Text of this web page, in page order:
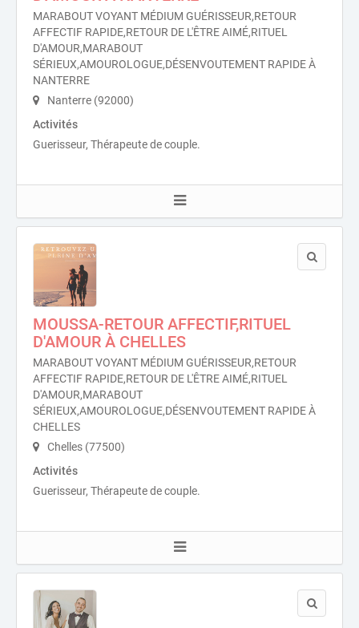
MARABOUT VOYANT MÉDIUM GUÉRISSEUR,RETOUR
AFFECTIF RAPIDE,RETOUR DE L'ÊTRE AIMÉ,RITUEL
D'AMOUR,MARABOUT
SÉRIEUX,AMOUROLOGUE,DÉSENVOUTEMENT RAPIDE À
NANTERRE
Nanterre (92000)
Activités
Guerisseur, Thérapeute de couple.
MOUSSA-RETOUR AFFECTIF,RITUEL
D'AMOUR À CHELLES
MARABOUT VOYANT MÉDIUM GUÉRISSEUR,RETOUR
AFFECTIF RAPIDE,RETOUR DE L'ÊTRE AIMÉ,RITUEL
D'AMOUR,MARABOUT
SÉRIEUX,AMOUROLOGUE,DÉSENVOUTEMENT RAPIDE À
CHELLES
Chelles (77500)
Activités
Guerisseur, Thérapeute de couple.